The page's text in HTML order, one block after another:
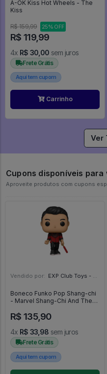
A-OK Kiss Hot Wheels - The
Kiss
R$ 159,99 25% OFF
R$ 119,99
4x R$ 30,00 sem juros
Frete Grátis
Aqui tem cupom
Carrinho
Ver
Cupons disponíveis para
Aproveite produtos com cupons
Vendido por: EXP Club Toys - SP
Boneco Funko Pop Shang-chi
- Marvel Shang-Chi And The
#844
R$ 135,90
4x R$ 33,98 sem juros
Frete Grátis
Aqui tem cupom